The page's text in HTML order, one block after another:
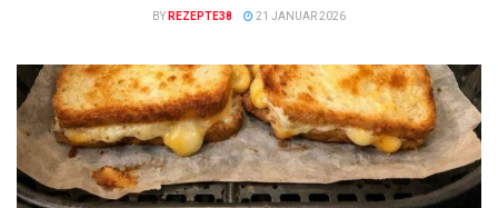
BY REZEPTE38 21 JANUAR 2026